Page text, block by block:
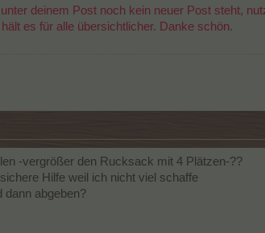
deinem Post noch kein neuer Post steht,
es für alle übersichtlicher. Danke schön.
-vergrößer den Rucksack mit 4 Plätzen-??
Hilfe weil ich nicht viel schaffe
dann abgeben?